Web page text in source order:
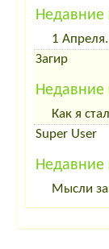
1
Загир
Как я
Super User
Мысли